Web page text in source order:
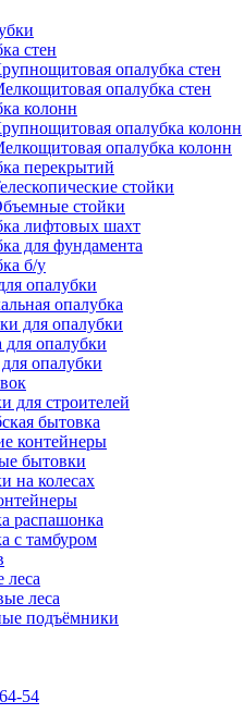
стен
опалубка стен
опалубка стен
колонн
опалубка колонн
опалубка колонн
перекрытий
стойки
стойки
лифтовых шахт
для фундамента
б/у
опалубки
опалубка
для опалубки
для опалубки
опалубки
для строителей
бытовка
контейнеры
бытовки
на колесах
распашонка
с тамбуром
леса
леса
подъёмники
54